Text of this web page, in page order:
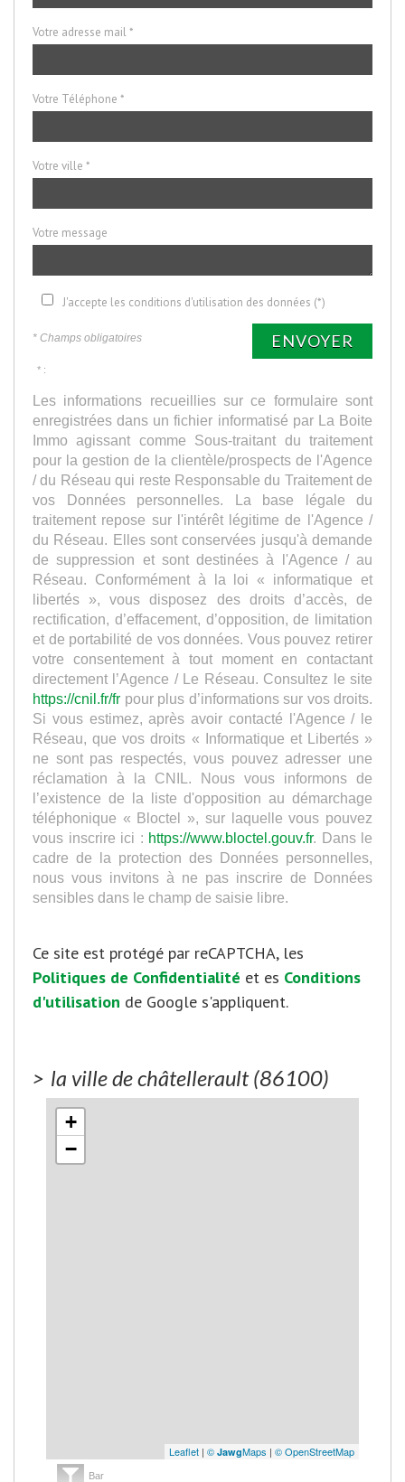
Votre adresse mail *
Votre Téléphone *
Votre ville *
Votre message
J'accepte les conditions d'utilisation des données (*)
* Champs obligatoires ENVOYER
* :
Les informations recueillies sur ce formulaire sont
enregistrées dans un fichier informatisé par La Boite
Immo agissant comme Sous-traitant du traitement
pour la gestion de la clientèle/prospects de l'Agence
/ du Réseau qui reste Responsable du Traitement de
vos Données personnelles. La base légale du
traitement repose sur l'intérêt légitime de l'Agence /
du Réseau. Elles sont conservées jusqu'à demande
de suppression et sont destinées à l'Agence / au
Réseau. Conformément à la loi « informatique et
libertés », vous disposez des droits d’accès, de
rectification, d’effacement, d’opposition, de limitation
et de portabilité de vos données. Vous pouvez retirer
votre consentement à tout moment en contactant
directement l’Agence / Le Réseau. Consultez le site
https://cnil.fr/fr pour plus d’informations sur vos droits.
Si vous estimez, après avoir contacté l'Agence / le
Réseau, que vos droits « Informatique et Libertés »
ne sont pas respectés, vous pouvez adresser une
réclamation à la CNIL. Nous vous informons de
l’existence de la liste d'opposition au démarchage
téléphonique « Bloctel », sur laquelle vous pouvez
vous inscrire ici : https://www.bloctel.gouv.fr. Dans le
cadre de la protection des Données personnelles,
nous vous invitons à ne pas inscrire de Données
sensibles dans le champ de saisie libre.
Ce site est protégé par reCAPTCHA, les
Politiques de Confidentialité et es Conditions
d'utilisation de Google s'appliquent.
> la ville de châtellerault (86100)
+
−
Leaflet | © JawgMaps | © OpenStreetMap
Bar